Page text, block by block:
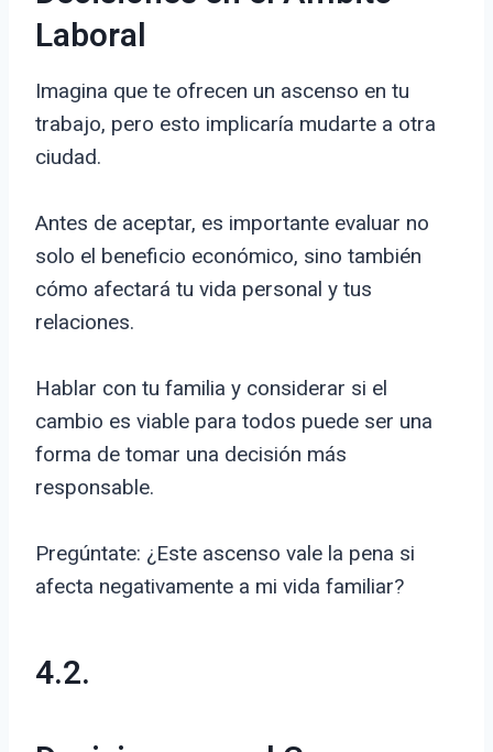
Laboral
Imagina que te ofrecen un ascenso en tu
trabajo, pero esto implicaría mudarte a otra
ciudad.
Antes de aceptar, es importante evaluar no
solo el beneficio económico, sino también
cómo afectará tu vida personal y tus
relaciones.
Hablar con tu familia y considerar si el
cambio es viable para todos puede ser una
forma de tomar una decisión más
responsable.
Pregúntate: ¿Este ascenso vale la pena si
afecta negativamente a mi vida familiar?
4.2.